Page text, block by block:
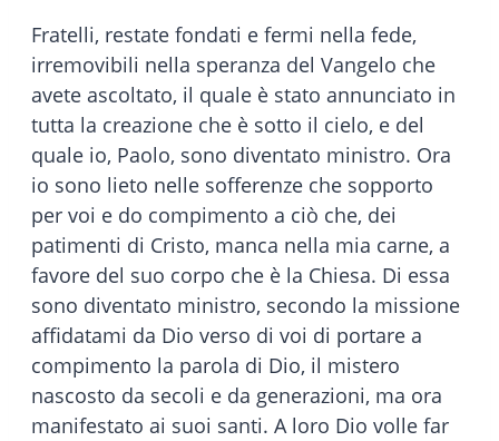
Fratelli, restate fondati e fermi nella fede,
irremovibili nella speranza del Vangelo che
avete ascoltato, il quale è stato annunciato in
tutta la creazione che è sotto il cielo, e del
quale io, Paolo, sono diventato ministro. Ora
io sono lieto nelle sofferenze che sopporto
per voi e do compimento a ciò che, dei
patimenti di Cristo, manca nella mia carne, a
favore del suo corpo che è la Chiesa. Di essa
sono diventato ministro, secondo la missione
affidatami da Dio verso di voi di portare a
compimento la parola di Dio, il mistero
nascosto da secoli e da generazioni, ma ora
manifestato ai suoi santi. A loro Dio volle far